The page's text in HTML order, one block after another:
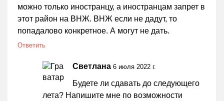
можно только иностранцу, а иностранцам запрет в
этот район на ВНЖ. ВНЖ если не дадут, то
попадалово конкретное. А могут не дать.
Ответить
Светлана 6 июля 2022 г.
Будете ли сдавать до следующего
лета? Напишите мне по возможности